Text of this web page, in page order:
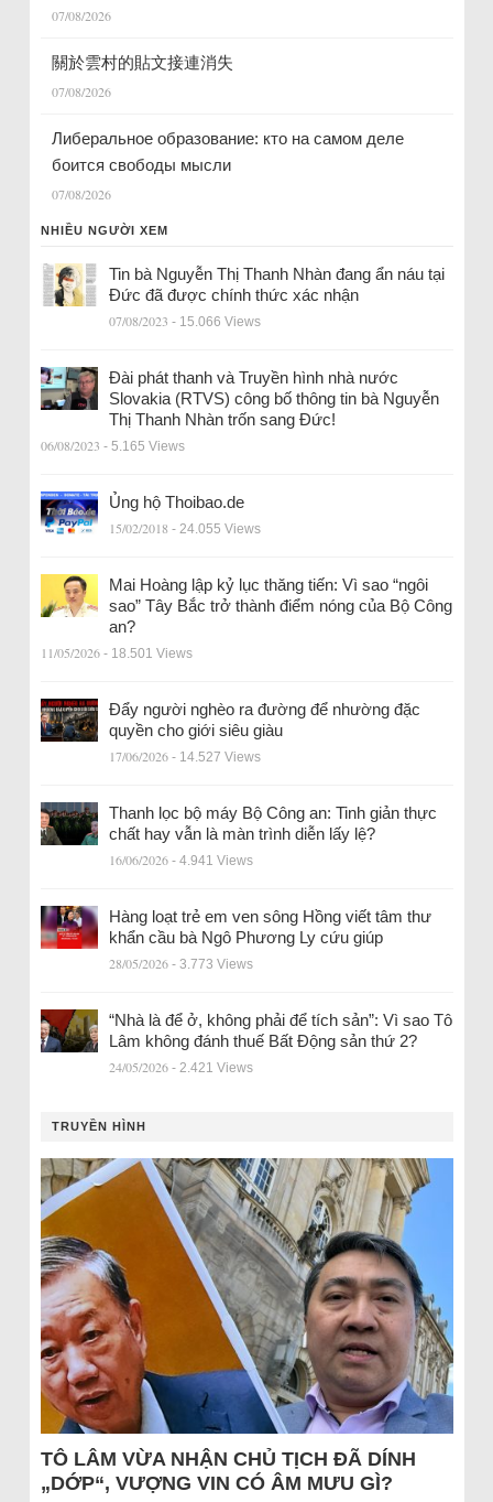
07/08/2026
關於雲村的貼文接連消失
07/08/2026
Либеральное образование: кто на самом деле
боится свободы мысли
07/08/2026
NHIỀU NGƯỜI XEM
Tin bà Nguyễn Thị Thanh Nhàn đang ẩn náu tại
Đức đã được chính thức xác nhận
07/08/2023 - 15.066 Views
Đài phát thanh và Truyền hình nhà nước
Slovakia (RTVS) công bố thông tin bà Nguyễn
Thị Thanh Nhàn trốn sang Đức!
06/08/2023 - 5.165 Views
Ủng hộ Thoibao.de
15/02/2018 - 24.055 Views
Mai Hoàng lập kỷ lục thăng tiến: Vì sao “ngôi
sao” Tây Bắc trở thành điểm nóng của Bộ Công
an?
11/05/2026 - 18.501 Views
Đẩy người nghèo ra đường để nhường đặc
quyền cho giới siêu giàu
17/06/2026 - 14.527 Views
Thanh lọc bộ máy Bộ Công an: Tinh giản thực
chất hay vẫn là màn trình diễn lấy lệ?
16/06/2026 - 4.941 Views
Hàng loạt trẻ em ven sông Hồng viết tâm thư
khẩn cầu bà Ngô Phương Ly cứu giúp
28/05/2026 - 3.773 Views
“Nhà là để ở, không phải để tích sản”: Vì sao Tô
Lâm không đánh thuế Bất Động sản thứ 2?
24/05/2026 - 2.421 Views
TRUYỀN HÌNH
TÔ LÂM VỪA NHẬN CHỦ TỊCH ĐÃ DÍNH
„DỚP“, VƯỢNG VIN CÓ ÂM MƯU GÌ?